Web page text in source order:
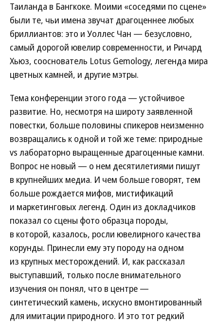
Таиланда в Бангкоке. Моими «соседями по сцене»
были те, чьи имена звучат драгоценнее любых
бриллиантов: это и Уоллес Чан — безусловно,
самый дорогой ювелир современности, и Ричард
Хьюз, сооснователь Lotus Gemology, легенда мира
цветных камней, и другие мэтры.
Тема конференции этого года — устойчивое
развитие. Но, несмотря на широту заявленной
повестки, больше половины спикеров неизменно
возвращались к одной и той же теме: природные
vs лабораторно выращенные драгоценные камни.
Вопрос не новый — о нем десятилетиями пишут
в крупнейших медиа. И чем больше говорят, тем
больше рождается мифов, мистификаций
и маркетинговых легенд. Один из докладчиков
показал со сцены фото образца породы,
в которой, казалось, росли ювелирного качества
корунды. Принесли ему эту породу на одном
из крупных месторождений. И, как рассказал
выступавший, только после внимательного
изучения он понял, что в центре —
синтетический камень, искусно вмонтированный
для имитации природного. И это тот редкий